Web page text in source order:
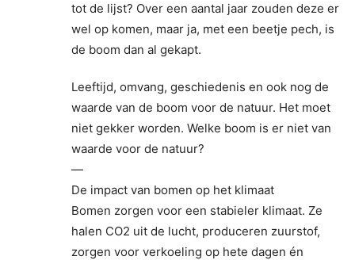
tot de lijst? Over een aantal jaar zouden deze er
wel op komen, maar ja, met een beetje pech, is
de boom dan al gekapt.
Leeftijd, omvang, geschiedenis en ook nog de
waarde van de boom voor de natuur. Het moet
niet gekker worden. Welke boom is er niet van
waarde voor de natuur?
—
De impact van bomen op het klimaat
Bomen zorgen voor een stabieler klimaat. Ze
halen CO2 uit de lucht, produceren zuurstof,
zorgen voor verkoeling op hete dagen én